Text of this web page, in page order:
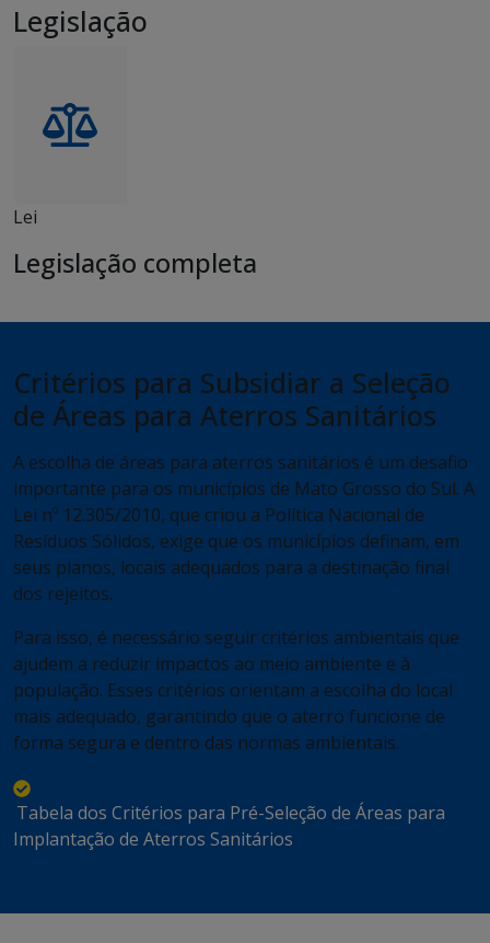
Legislação
Lei
Legislação completa
Critérios para Subsidiar a Seleção
de Áreas para Aterros Sanitários
A escolha de áreas para aterros sanitários é um desafio
importante para os municípios de Mato Grosso do Sul. A
Lei nº 12.305/2010, que criou a Política Nacional de
Resíduos Sólidos, exige que os municípios definam, em
seus planos, locais adequados para a destinação final
dos rejeitos.
Para isso, é necessário seguir critérios ambientais que
ajudem a reduzir impactos ao meio ambiente e à
população. Esses critérios orientam a escolha do local
mais adequado, garantindo que o aterro funcione de
forma segura e dentro das normas ambientais.
Tabela dos Critérios para Pré-Seleção de Áreas para
Implantação de Aterros Sanitários